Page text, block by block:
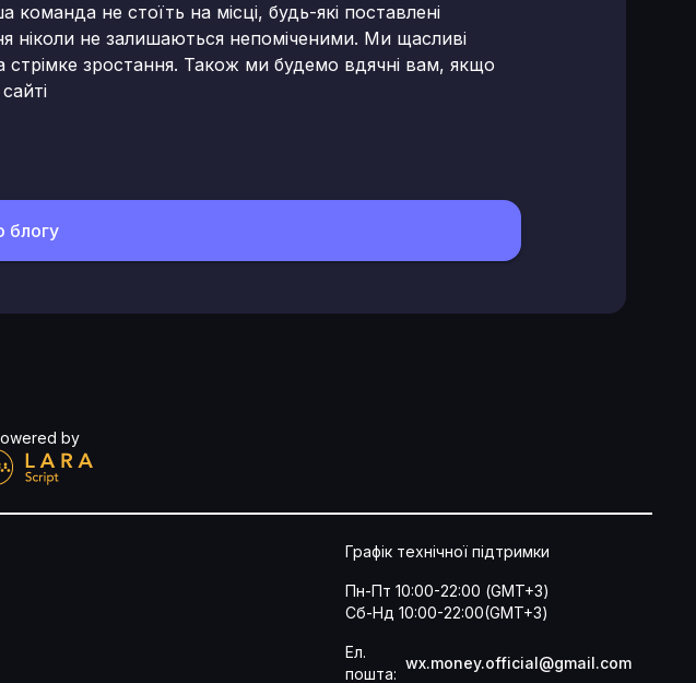
не стоїть на місці, будь-які поставлені
ніколи не залишаються непоміченими. Ми щасливі
зростання. Також ми будемо вдячні вам, якщо
блогу
by
Графік технічної підтримки
Пн-Пт 10:00-22:00 (GMT+3)
Сб-Нд 10:00-22:00(GMT+3)
Ел.
пошта:
wx.money.official@gmail.com